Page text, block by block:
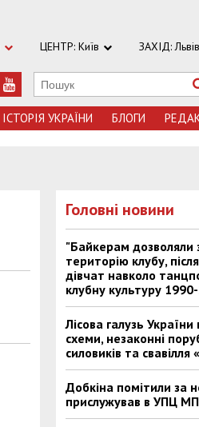
ЦЕНТР: Київ ЗАХІД: Львів
ІСТОРІЯ УКРАЇНИ БЛОГИ
Головні новини
"Байкерам
територію клубу,
дівчат навколо
клубну культуру
Лісова галузь України
схеми, незаконні
силовиків та свавілля
Добкіна помітили за
прислужував в УПЦ МП